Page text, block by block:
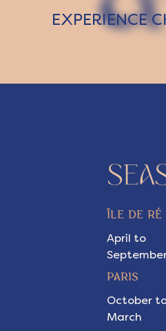
EXPERIENCE
ÎLE DE RÉ
April to
PARIS
October
March